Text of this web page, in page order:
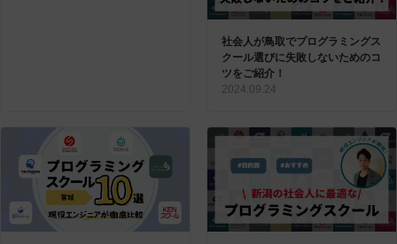
社会人が鳥取でプログラミングス
クール選びに失敗しないためのコ
ツをご紹介！
2024.09.24